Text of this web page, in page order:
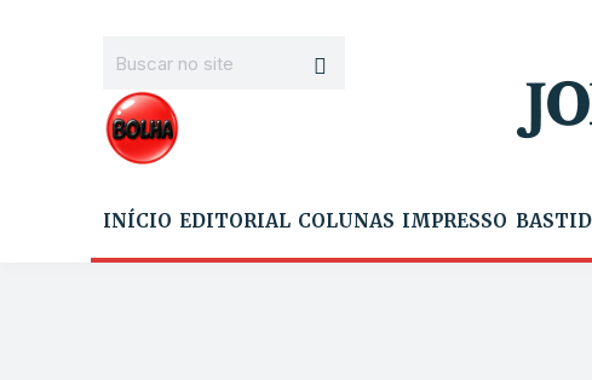
INÍCIO EDITORIAL COLUNAS IMPRESSO